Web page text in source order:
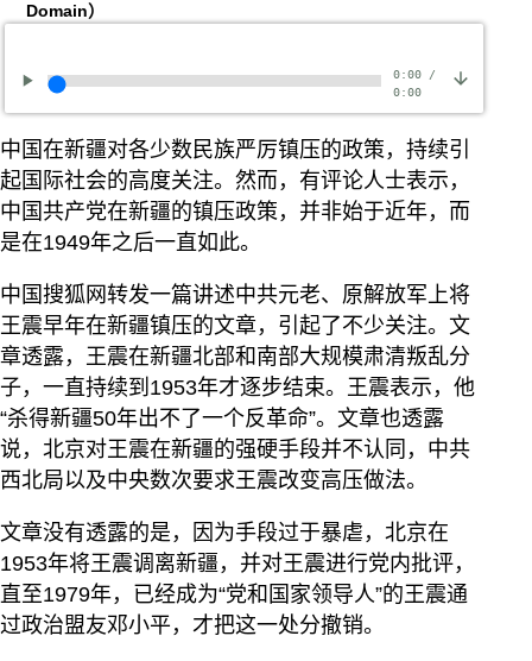
Domain）
0:00/
0:00
中国在新疆对各少数民族严厉镇压的政策，持续引
起国际社会的高度关注。然而，有评论人士表示，
中国共产党在新疆的镇压政策，并非始于近年，而
是在1949年之后一直如此。
中国搜狐网转发一篇讲述中共元老、原解放军上将
王震早年在新疆镇压的文章，引起了不少关注。文
章透露，王震在新疆北部和南部大规模肃清叛乱分
子，一直持续到1953年才逐步结束。王震表示，他
“杀得新疆50年出不了一个反革命”。文章也透露
说，北京对王震在新疆的强硬手段并不认同，中共
西北局以及中央数次要求王震改变高压做法。
文章没有透露的是，因为手段过于暴虐，北京在
1953年将王震调离新疆，并对王震进行党内批评，
直至1979年，已经成为“党和国家领导人”的王震通
过政治盟友邓小平，才把这一处分撤销。